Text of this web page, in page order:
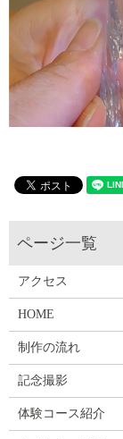
アクセス
HOME
制作の流れ
記念撮影
体験コース紹介